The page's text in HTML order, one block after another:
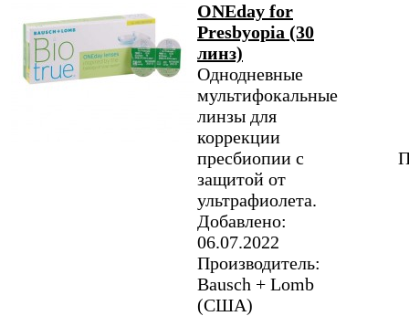
ONEday for
Presbyopia (30
линз)
Однодневные
мультифокальные
линзы для
коррекции
пресбиопии с
защитой от
ультрафиолета.
Добавлено:
06.07.2022
Производитель:
Bausch + Lomb
(США)